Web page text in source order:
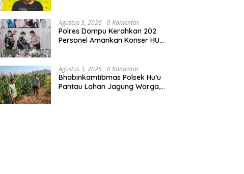
Agustus 3, 2026 0 Komentar
Polres Dompu Kerahkan 202
Personel Amankan Konser HUT
Agustus 3, 2026 0 Komentar
Bhabinkamtibmas Polsek Hu’u
Pantau Lahan Jagung Warga,